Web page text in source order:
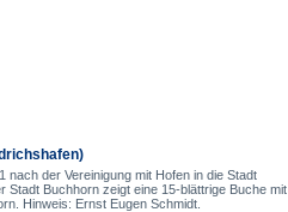
nach der Vereinigung mit Hofen in die Stadt
Stadt Buchhorn zeigt eine 15-blättrige Buche mit
Hinweis: Ernst Eugen Schmidt.